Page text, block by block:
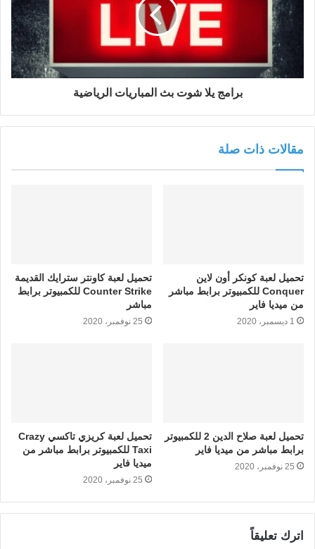
برامج يلا شوت بث المباريات الرياضية
مقالات ذات صلة
تحميل لعبة كونكر أون لاين
Conquer للكمبيوتر برابط مباشر
من ميديا فاير
1 ديسمبر، 2020
تحميل لعبة كاونتر سترايك القديمة
Counter Strike للكمبيوتر برابط
مباشر
25 نوفمبر، 2020
تحميل لعبة صلاح الدين 2 للكمبيوتر
برابط مباشر من ميديا فاير
25 نوفمبر، 2020
تحميل لعبة كريزي تاكسي Crazy
Taxi للكمبيوتر برابط مباشر من
ميديا فاير
25 نوفمبر، 2020
اترك تعليقاً